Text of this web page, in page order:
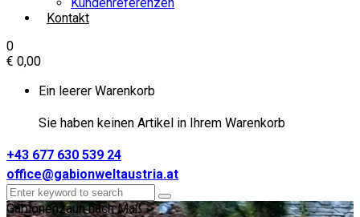
Kontakt
0
€ 0,00
Ein leerer Warenkorb
Sie haben keinen Artikel in Ihrem Warenkorb
+43 677 630 539 24
office@gabionweltaustria.at
Gabionenzaun nach Maß